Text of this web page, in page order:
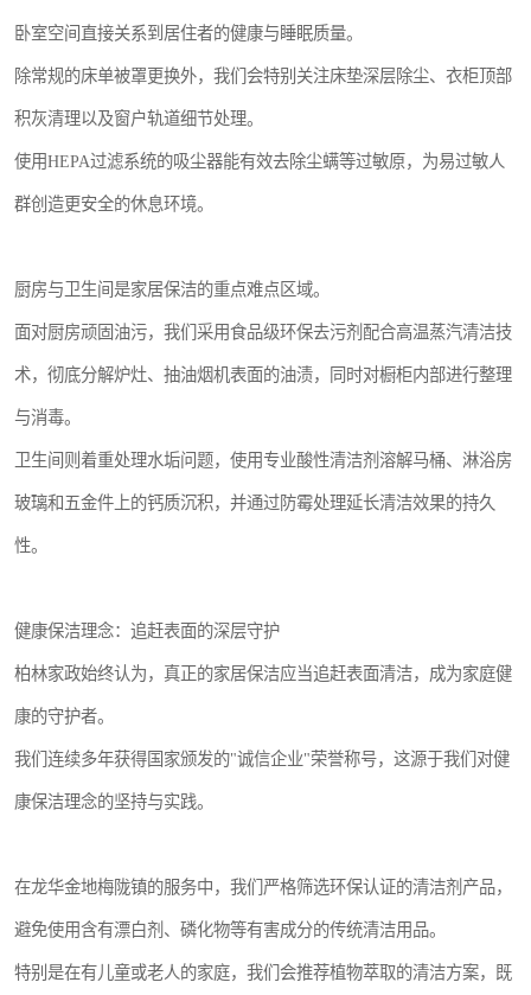
卧室空间直接关系到居住者的健康与睡眠质量。
除常规的床单被罩更换外，我们会特别关注床垫深层除尘、衣柜顶部
积灰清理以及窗户轨道细节处理。
使用HEPA过滤系统的吸尘器能有效去除尘螨等过敏原，为易过敏人
群创造更安全的休息环境。
厨房与卫生间是家居保洁的重点难点区域。
面对厨房顽固油污，我们采用食品级环保去污剂配合高温蒸汽清洁技
术，彻底分解炉灶、抽油烟机表面的油渍，同时对橱柜内部进行整理
与消毒。
卫生间则着重处理水垢问题，使用专业酸性清洁剂溶解马桶、淋浴房
玻璃和五金件上的钙质沉积，并通过防霉处理延长清洁效果的持久
性。
健康保洁理念：追赶表面的深层守护
柏林家政始终认为，真正的家居保洁应当追赶表面清洁，成为家庭健
康的守护者。
我们连续多年获得国家颁发的"诚信企业"荣誉称号，这源于我们对健
康保洁理念的坚持与实践。
在龙华金地梅陇镇的服务中，我们严格筛选环保认证的清洁剂产品，
避免使用含有漂白剂、磷化物等有害成分的传统清洁用品。
特别是在有儿童或老人的家庭，我们会推荐植物萃取的清洁方案，既